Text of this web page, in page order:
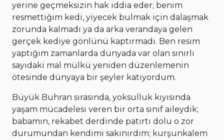
yerine geçmeksizin hak iddia eder; benim
resmettiğim kedi, yiyecek bulmak için dalaşmak
zorunda kalmadı ya da arka verandaya gelen
gerçek kediye gönlünü kaptırmadı. Ben resim
yaptığım zamanlarda dünyada var olan sınırlı
sayıdaki mal mülkü yeniden düzenlemenin
ötesinde dünyaya bir şeyler katıyordum.
Büyük Buhran sırasında, yoksulluk kıyısında
yaşam mücadelesi veren bir orta sınıf aileydik;
babamın, rekabet derdinde patırtı dolu o zor
durumundan kendimi sakınırdım; kurşunkalem